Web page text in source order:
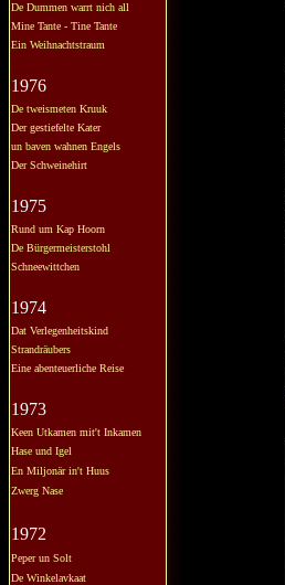
De Dummen warrt nich all
Mine Tante - Tine Tante
Ein Weihnachtstraum
1976
De tweismeten Kruuk
Der gestiefelte Kater
un baven wahnen Engels
Der Schweinehirt
1975
Rund um Kap Hoorn
De Bürgermeisterstohl
Schneewittchen
1974
Dat Verlegenheitskind
Strandräubers
Eine abenteuerliche Reise
1973
Keen Utkamen mit't Inkamen
Hase und Igel
En Miljonär in't Huus
Zwerg Nase
1972
Peper un Solt
De Winkelavkaat